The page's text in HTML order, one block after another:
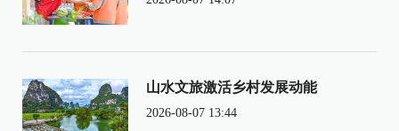
山水文旅激活乡村发展动能
2026-08-07 13:44